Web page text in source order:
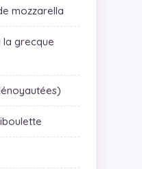
mozzarella
la grecque